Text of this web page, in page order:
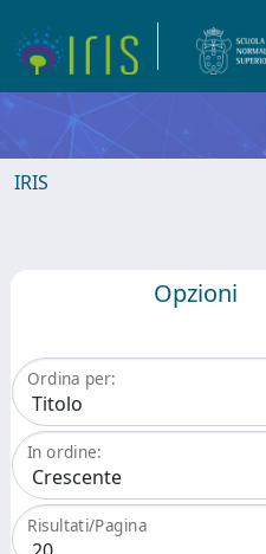
IRIS
Opzioni
Ordina per:
In ordine:
Risultati/Pagina